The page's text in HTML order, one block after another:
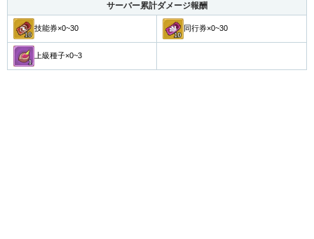
サーバー累計ダメージ報酬
技能券×0~30 同行券×0~30
上級種子×0~3